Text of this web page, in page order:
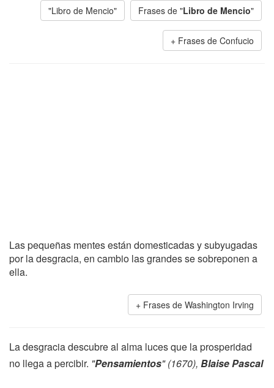
"Libro de Mencio" Frases de "Libro de Mencio"
Frases de Confucio
Las pequeñas mentes están domesticadas y subyugadas
por la desgracia, en cambio las grandes se sobreponen a
ella.
Frases de Washington Irving
La desgracia descubre al alma luces que la prosperidad
no llega a percibir. "Pensamientos" (1670), Blaise Pascal